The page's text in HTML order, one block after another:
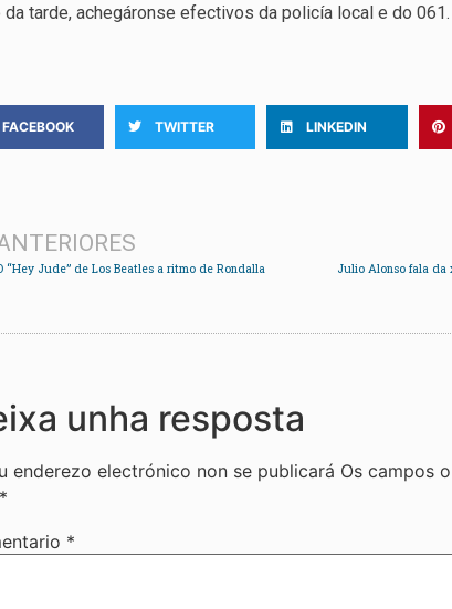
da tarde, achegáronse efectivos da policía local e do 061.
FACEBOOK TWITTER LINKEDIN
“Hey Jude” de Los Beatles a ritmo de Rondalla
unha resposta
enderezo electrónico non se publicará Os campos
*
*